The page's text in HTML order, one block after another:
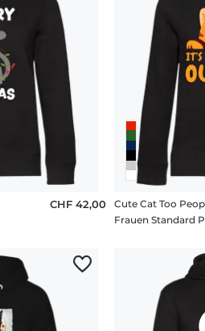
CHF 42,00
Cute Cat Too
Frauen Standard